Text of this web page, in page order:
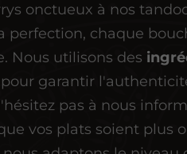
onctueux à nos
perfection, chaque
Nous utilisons des
pour garantir
pas à nous
vos plats soient plus